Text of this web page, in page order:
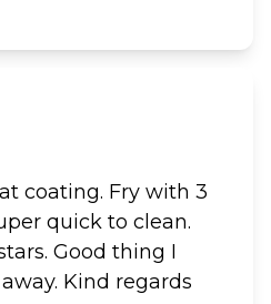
coating. Fry with 3
quick to clean.
Good thing I
Kind regards